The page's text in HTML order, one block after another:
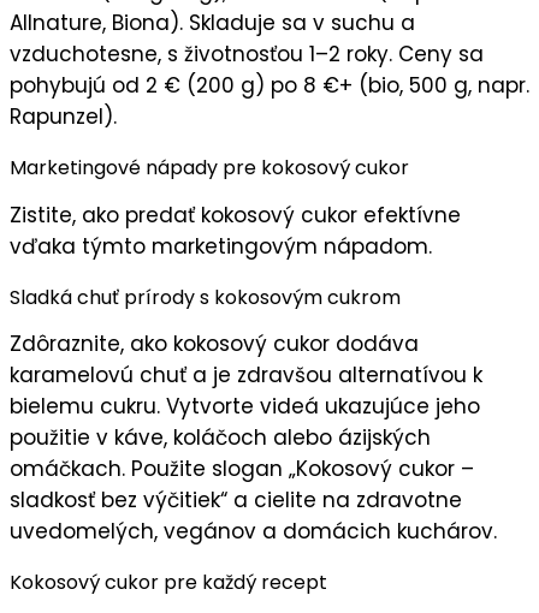
Allnature, Biona). Skladuje sa v suchu a
vzduchotesne, s životnosťou 1–2 roky. Ceny sa
pohybujú od 2 € (200 g) po 8 €+ (bio, 500 g, napr.
Rapunzel).
Marketingové nápady pre kokosový cukor
Zistite, ako predať kokosový cukor efektívne
vďaka týmto marketingovým nápadom.
Sladká chuť prírody s kokosovým cukrom
Zdôraznite, ako kokosový cukor dodáva
karamelovú chuťa je zdravšou alternatívou k
bielemu cukru. Vytvorte videá ukazujúce jeho
použitie v káve, koláčoch alebo ázijských
omáčkach. Použite slogan „Kokosový cukor –
sladkosť bez výčitiek“ a cielite na zdravotne
uvedomelých, vegánov a domácich kuchárov.
Kokosový cukor pre každý recept